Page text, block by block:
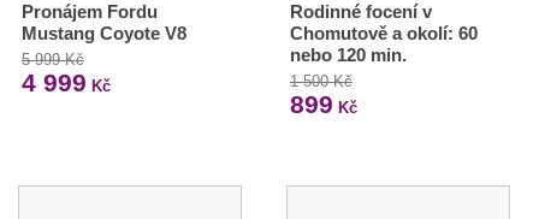
Pronájem Fordu
Mustang Coyote V8
5 999 Kč
4 999 Kč
Rodinné focení v
Chomutově a okolí: 60
nebo 120 min.
1 500 Kč
899 Kč